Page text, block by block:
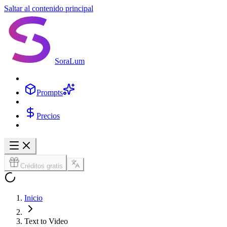
Saltar al contenido principal
SoraLum
Prompts
Precios
Créditos gratis
Inicio
Text to Video